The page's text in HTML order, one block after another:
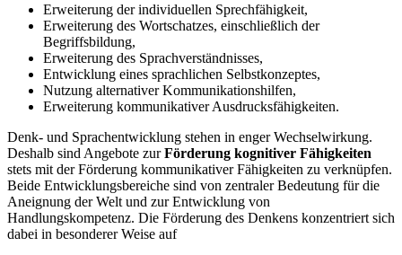
Erweiterung der individuellen Sprechfähigkeit,
Erweiterung des Wortschatzes, einschließlich der
Begriffsbildung,
Erweiterung des Sprachverständnisses,
Entwicklung eines sprachlichen Selbstkonzeptes,
Nutzung alternativer Kommunikationshilfen,
Erweiterung kommunikativer Ausdrucksfähigkeiten.
Denk- und Sprachentwicklung stehen in enger Wechselwirkung.
Deshalb sind Angebote zurFörderung kognitiver Fähigkeiten
stets mit der Förderung kommunikativer Fähigkeiten zu verknüpfen.
Beide Entwicklungsbereiche sind von zentraler Bedeutung für die
Aneignung der Welt und zur Entwicklung von
Handlungskompetenz. Die Förderung des Denkens konzentriert sich
dabei in besonderer Weise auf